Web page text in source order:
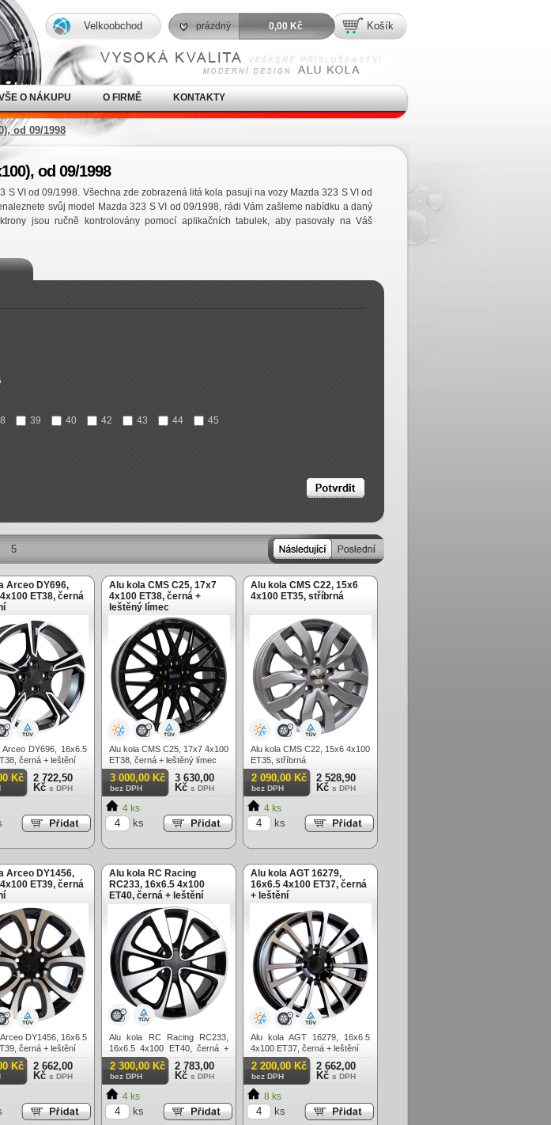
od 09/1998
od 09/1998
S VI od 09/1998. Všechna zde zobrazená litá kola pasují na vozy Mazda 323 S VI od
svůj model Mazda 323 S VI od 09/1998, rádi Vám zašleme nabídku a daný
jsou ručně kontrolovány pomocí aplikačních tabulek, aby pasovaly na Váš
39 40 42 43 44 45
5
Arceo DY696,
ET38, černá
DY696, 16x6.5
černá + leštění
Kč
2 722,50
Kč s DPH
Alu kola CMS C25, 17x7
4x100 ET38, černá +
leštěný límec
Alu kola CMS C25, 17x7 4x100
ET38, černá + leštěný límec
3 000,00 Kč
bez DPH
3 630,00
Kč s DPH
4 ks
ks
Alu kola CMS C22, 15x6
4x100 ET35, stříbrná
Alu kola CMS C22, 15x6 4x100
ET35, stříbrná
2 090,00 Kč
bez DPH
2 528,90
Kč s DPH
4 ks
ks
Arceo DY1456,
ET39, černá
DY1456, 16x6.5
černá + leštění
Kč
2 662,00
Kč s DPH
Alu kola RC Racing
RC233, 16x6.5 4x100
ET40, černá + leštění
Alu kola RC Racing RC233,
16x6.5 4x100 ET40, černá +
leštění
2 300,00 Kč
bez DPH
2 783,00
Kč s DPH
4 ks
ks
Alu kola AGT 16279,
16x6.5 4x100 ET37, černá
+ leštění
Alu kola AGT 16279, 16x6.5
4x100 ET37, černá + leštění
2 200,00 Kč
bez DPH
2 662,00
Kč s DPH
8 ks
ks
O NÁKUPU O FIRMĚ KONTAKTY
Košík
prázdný 0,00 Kč
Velkoobchod